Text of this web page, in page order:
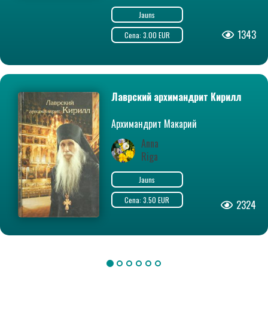
Jauns
Cena: 3.00 EUR
1343
Лаврский архимандрит Кирилл
Архимандрит Макарий
(Веретенников)
Anna
Riga
Jauns
Cena: 3.50 EUR
2324